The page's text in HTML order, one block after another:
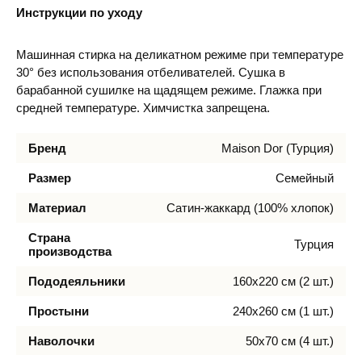
Инструкции по уходу
Машинная стирка на деликатном режиме при температуре
30° без использования отбеливателей. Сушка в
барабанной сушилке на щадящем режиме. Глажка при
средней температуре. Химчистка запрещена.
Бренд Maison Dor (Турция)
Размер Семейный
Материал Сатин-жаккард (100% хлопок)
Страна
производства
Турция
Пододеяльники 160х220 см (2 шт.)
Простыни 240х260 см (1 шт.)
Наволочки 50х70 см (4 шт.)